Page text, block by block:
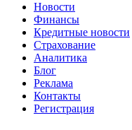
Новости
Финансы
Кредитные новости
Страхование
Аналитика
Блог
Реклама
Контакты
Регистрация